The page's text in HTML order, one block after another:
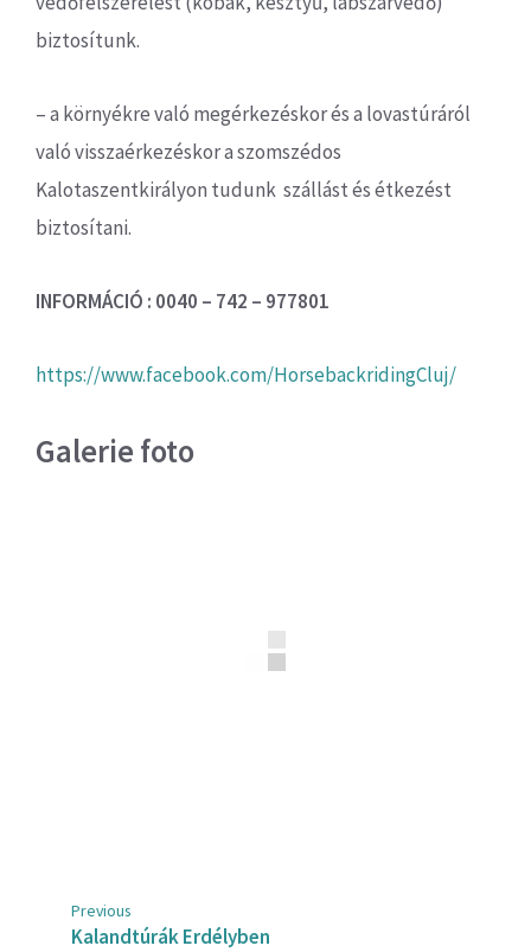
biztosítunk.
– a környékre való megérkezéskor és a lovastúráról
való visszaérkezéskor a szomszédos
Kalotaszentkirályon tudunk szállást és étkezést
biztosítani.
INFORMÁCIÓ : 0040 – 742 – 977801
https://www.facebook.com/HorsebackridingCluj/
Galerie foto
Previous
Kalandtúrák Erdélyben